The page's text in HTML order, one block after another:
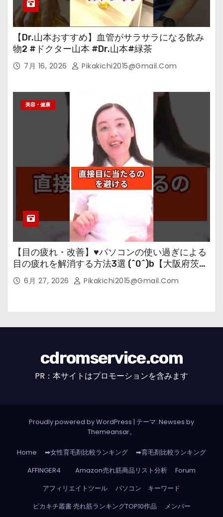
【Dr.山本おすすめ】血管がサラサラになる飲み
物2 #ドクター山本 #Dr.山本#緑茶
7月 16, 2026 Pikakichi2015@gmail.com
美容・健康
【目の疲れ・改善】♥パソコンの使い過ぎによる
目の疲れを解消する方法3選 (^0^)b【大阪府茨木
市の女性・美容鍼灸・整体師が教えます。】
6月 27, 2026 Pikakichi2015@gmail.com
cdromservice.com
PR：本サイトはプロモーションを含みます
Proudly powered by WordPress | テーマ: Newses by
Themeansar。
Home ➡女性育毛剤比較ランキング
➡育毛剤比較ランキング
AFFINGER4
Amazon売れ筋商品リスト分析
Forum
アフィリエイトツール
パソコン キーワード
ピカキチ叢書 売れ筋ランキングTOP10作品
メンバー